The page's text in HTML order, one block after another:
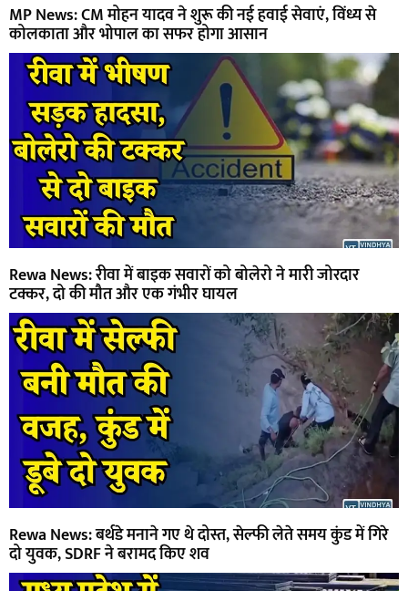
MP News: CM मोहन यादव ने शुरू की नई हवाई सेवाएं, विंध्य से
कोलकाता और भोपाल का सफर होगा आसान
Rewa News: रीवा में बाइक सवारों को बोलेरो ने मारी जोरदार
टक्कर, दो की मौत और एक गंभीर घायल
Rewa News: बर्थडे मनाने गए थे दोस्त, सेल्फी लेते समय कुंड में गिरे
दो युवक, SDRF ने बरामद किए शव